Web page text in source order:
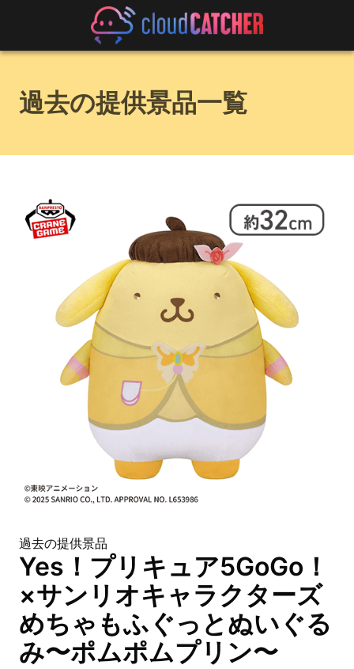
過去の提供景品一覧
過去の提供景品
Yes！プリキュア5GoGo！
×サンリオキャラクターズ
めちゃもふぐっとぬいぐる
み〜ポムポムプリン〜